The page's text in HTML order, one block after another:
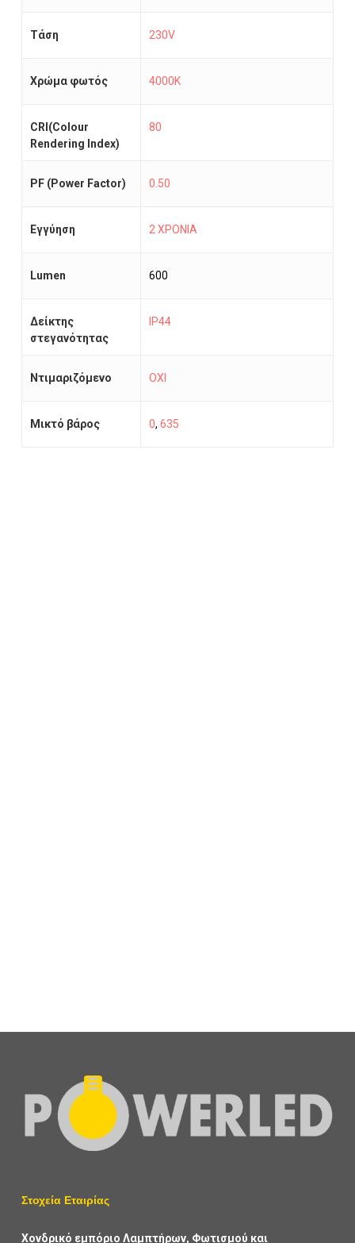
Τάση 230V
Χρώμα φωτός 4000K
CRI(Colour
Rendering Index)
80
PF (Power Factor) 0.50
Εγγύηση 2 ΧΡΟΝΙΑ
Lumen 600
Δείκτης
στεγανότητας
IP44
Ντιμαριζόμενο ΟΧΙ
Μικτό βάρος 0, 635
Στοχεία Εταιρίας
Χονδρικό εμπόριο Λαμπτήρων, Φωτισμού και